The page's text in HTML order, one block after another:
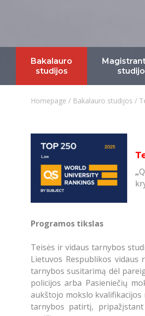
Bakalauro
studijos
Homepage / Bakalauro studijos /
„
Programos tikslas
Teisės ir vidaus tarnybos
Lietuvos Respublikos
tarnybos susitarimą dėl
policijos arba Pasieniečių
aukštojo mokslo
tarnybos patirtį,